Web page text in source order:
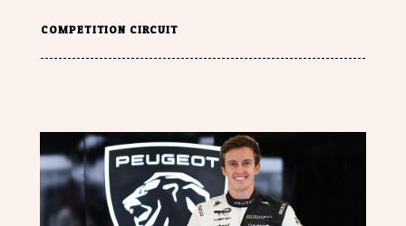
COMPETITION CIRCUIT